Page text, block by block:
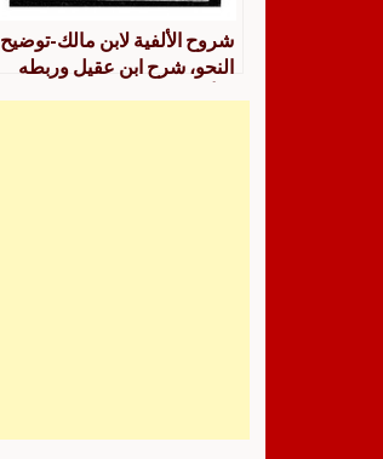
شروح الألفية لابن مالك-توضيح
النحو، شرح ابن عقيل وربطه